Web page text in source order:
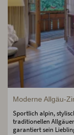
Moderne Allgäu-
Sportlich alpin,
traditionellen
garantiert sein